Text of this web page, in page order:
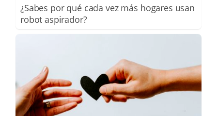
¿Sabes por qué cada vez más hogares usan
robot aspirador?